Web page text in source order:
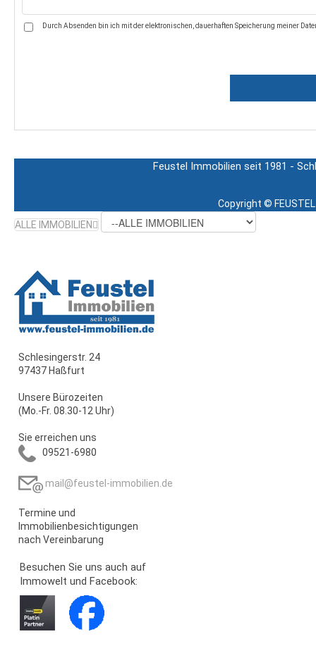
Durch Absenden bin ich mit der elektronischen, dauerhaften Speicherung meiner
Feustel Immobilien seit 1981 -
Copyright ©
ALLE IMMOBILIEN
Schlesingerstr. 24
97437 Haßfurt
Unsere Bürozeiten
(Mo.-Fr. 08.30-12 Uhr)
Sie erreichen uns
09521-6980
mail@feustel-immobilien.de
Termine und
Immobilienbesichtigungen
nach Vereinbarung
Besuchen Sie uns auch auf
Immowelt und Facebook: